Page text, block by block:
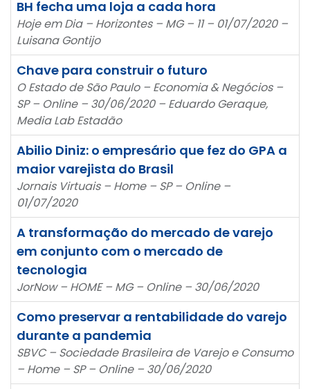
BH fecha uma loja a cada hora
Hoje em Dia – Horizontes – MG – 11 – 01/07/2020 –
Luisana Gontijo
Chave para construir o futuro
O Estado de São Paulo – Economia & Negócios –
SP – Online – 30/06/2020 – Eduardo Geraque,
Media Lab Estadão
Abilio Diniz: o empresário que fez do GPA a
maior varejista do Brasil
Jornais Virtuais – Home – SP – Online –
01/07/2020
A transformação do mercado de varejo
em conjunto com o mercado de
tecnologia
JorNow – HOME – MG – Online – 30/06/2020
Como preservar a rentabilidade do varejo
durante a pandemia
SBVC – Sociedade Brasileira de Varejo e Consumo
– Home – SP – Online – 30/06/2020